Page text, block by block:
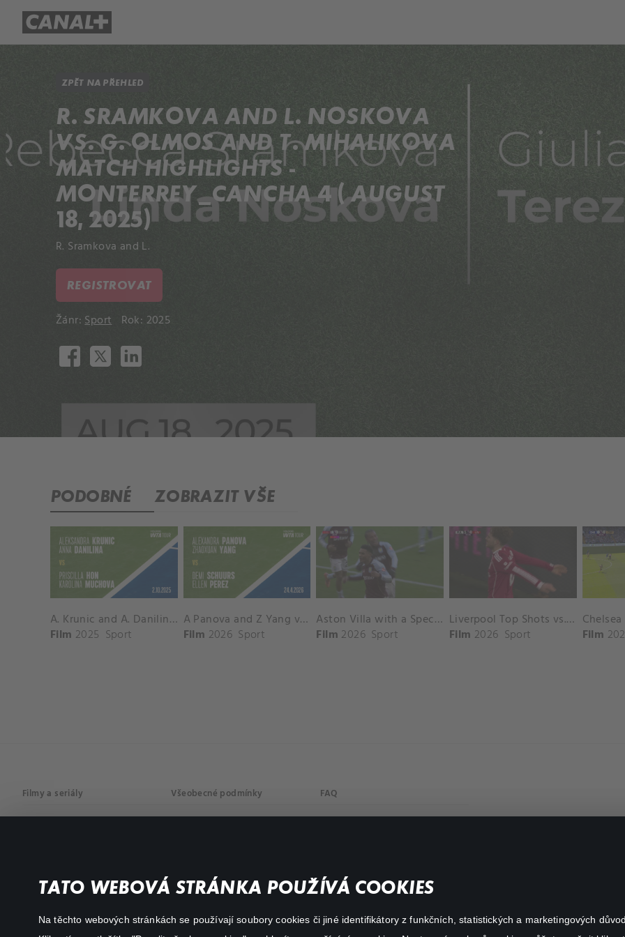
TATO WEBOVÁ STRÁNKA POUŽÍVÁ COOKIES
Na těchto webových stránkách se používají soubory cookies či jiné identifikátory z funkčních, statistických a marketingových
ZPĚT NA PŘEHLED
R. SRAMKOVA AND L. NOSKOVA
VS. G. OLMOS AND T. MIHALIKOVA
MATCH HIGHLIGHTS -
MONTERREY_CANCHA 4 ( AUGUST
18, 2025)
R. Sramkova and L.
REGISTROVAT
Žánr:Sport Rok: 2025
PODOBNÉ ZOBRAZIT VŠE
A. Krunic and A. Danilina vs. P. Hon and K. Muchova Match Highlights - BEIJING_Capital Group Diamond ( October 02, 2025)
Film 2025 Sport
A Panova and Z Yang vs D Schuurs and E Perez Match Highlights - MADRID_Court 8 ( April 24, 2026)
Film 2026 Sport
Aston Villa with a Spectacular Goal vs. Nottingham Forest
Film 2026 Sport
Liverpool Top Shots vs. Fulham
Film 2026 Sport
Film
Filmy a seriály
Akční
Všeobecné podmínky FAQ